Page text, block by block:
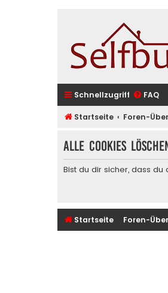
Schnellzugriff FAQ
Startseite Foren-
Alle Cookies
Bist du dir sicher, dass
Startseite Foren-